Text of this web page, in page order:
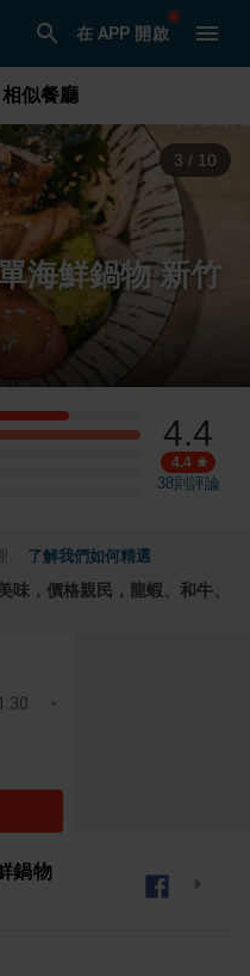
在 APP 開啟
相似餐廳
3 / 10
海鮮鍋物 新竹
4.4
4.4
38則評論
了解我們如何精選
味，價格親民，龍蝦、和牛、
鍋物